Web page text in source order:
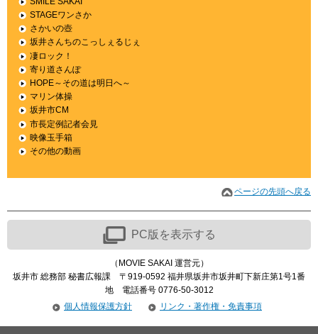
STAGEワンさか
さかいの壺
坂井さんちのこっしぇるじぇ
凄ロック！
寄り道さんぽ
HOPE～その道は明日へ～
マリン体操
坂井市CM
市長定例記者会見
映像玉手箱
その他の動画
ページの先頭へ戻る
PC版を表示する
（ MOVIE SAKAI 運営元）
坂井市 総務部 秘書広報課 〒919-0592 福井県坂井市坂井町下新庄第1号1番
地 電話番号 0776-50-3012
個人情報保護方針
リンク・著作権・免責事項